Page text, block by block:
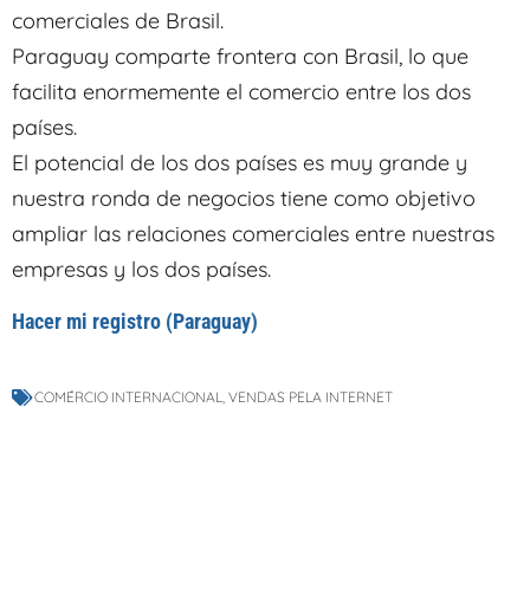
comerciales de Brasil.
Paraguay comparte frontera con Brasil, lo que
facilita enormemente el comercio entre los dos
países.
El potencial de los dos países es muy grande y
nuestra ronda de negocios tiene como objetivo
ampliar las relaciones comerciales entre nuestras
empresas y los dos países.
Hacer mi registro (Paraguay)
COMÉRCIO INTERNACIONAL, VENDAS PELA INTERNET